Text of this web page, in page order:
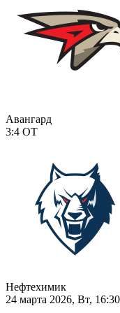
Авангард
3:4 ОТ
Нефтехимик
24 марта 2026, Вт, 16:30